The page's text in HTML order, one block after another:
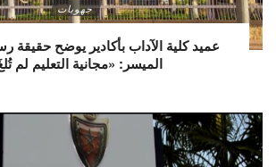
جهويات
عميد كلية الآداب بأكادير يوضح حقيقة
الميسر: «مجانية التعليم لم